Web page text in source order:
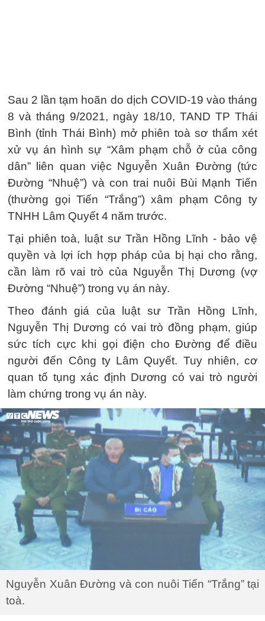
Sau 2 lần tạm hoãn do dịch COVID-19 vào tháng
8 và tháng 9/2021, ngày 18/10, TAND TP Thái
Bình (tỉnh Thái Bình) mở phiên toà sơ thẩm xét
xử vụ án hình sự “Xâm phạm chỗ ở của công
dân” liên quan việc Nguyễn Xuân Đường (tức
Đường “Nhuệ”) và con trai nuôi Bùi Mạnh Tiến
(thường gọi Tiến “Trắng”) xâm phạm Công ty
TNHH Lâm Quyết 4 năm trước.
Tại phiên toà, luật sư Trần Hồng Lĩnh - bảo vệ
quyền và lợi ích hợp pháp của bị hại cho rằng,
cần làm rõ vai trò của Nguyễn Thị Dương (vợ
Đường “Nhuệ”) trong vụ án này.
Theo đánh giá của luật sư Trần Hồng Lĩnh,
Nguyễn Thị Dương có vai trò đồng phạm, giúp
sức tích cực khi gọi điện cho Đường để điều
người đến Công ty Lâm Quyết. Tuy nhiên, cơ
quan tố tụng xác định Dương có vai trò người
làm chứng trong vụ án này.
Nguyễn Xuân Đường và con nuôi Tiến “Trắng” tại
toà.